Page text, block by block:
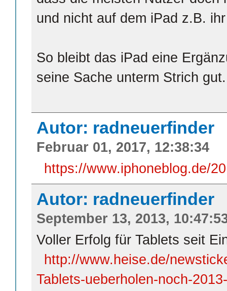
und nicht auf dem iPad z.B.
So bleibt das iPad eine
seine Sache unterm Strich gut.
Autor: radneuerfinder
Februar 01, 2017, 12:38:34
https://www.iphoneblog.de/
Autor: radneuerfinder
September 13, 2013,
Voller Erfolg für Tablets seit
http://www.heise.de/
Tablets-ueberholen-noch-